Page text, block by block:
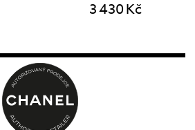
3 430 Kč